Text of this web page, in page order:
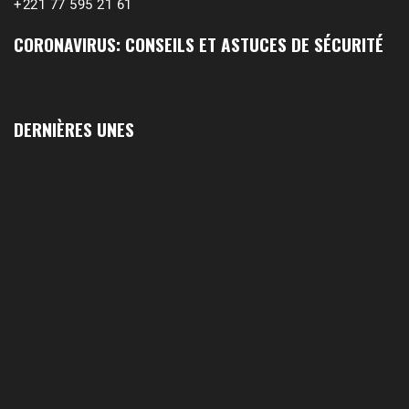
+221 77 595 21 61
CORONAVIRUS: CONSEILS ET ASTUCES DE SÉCURITÉ
DERNIÈRES UNES